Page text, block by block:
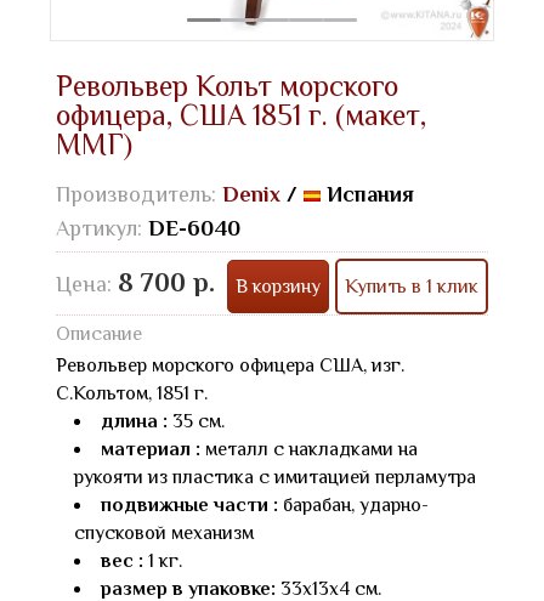
Револьвер Кольт морского
офицера, США 1851 г. (макет,
ММГ)
Производитель: Denix /
Испания
Артикул: DE-6040
Цена: 8 700 р. В корзину Купить в 1 клик
Описание
Револьвер морского офицера США, изг.
С.Кольтом, 1851 г.
длина : 35 см.
материал : металл с накладками на
рукояти из пластика с имитацией перламутра
подвижные части : барабан, ударно-
спусковой механизм
вес : 1 кг.
размер в упаковке: 33х13х4 см.